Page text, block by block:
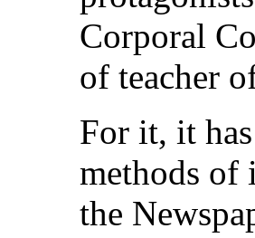
Corporal
of teacher
For it, it
methods of
the